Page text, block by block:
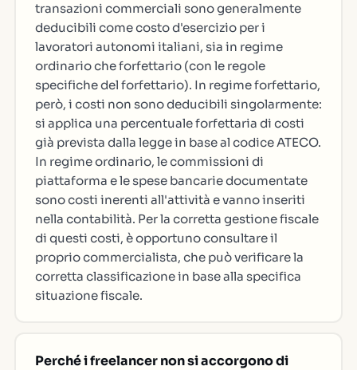
transazioni commerciali sono generalmente
deducibili come costo d'esercizio per i
lavoratori autonomi italiani, sia in regime
ordinario che forfettario (con le regole
specifiche del forfettario). In regime forfettario,
però, i costi non sono deducibili singolarmente:
si applica una percentuale forfettaria di costi
già prevista dalla legge in base al codice ATECO.
In regime ordinario, le commissioni di
piattaforma e le spese bancarie documentate
sono costi inerenti all'attività e vanno inseriti
nella contabilità. Per la corretta gestione fiscale
di questi costi, è opportuno consultare il
proprio commercialista, che può verificare la
corretta classificazione in base alla specifica
situazione fiscale.
Perché i freelancer non si accorgono di